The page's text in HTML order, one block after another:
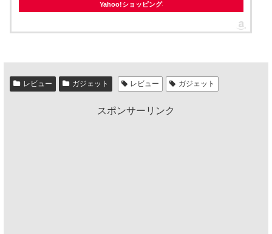
Yahoo!ショッピング
レビュー ガジェット レビュー ガジェット
スポンサーリンク